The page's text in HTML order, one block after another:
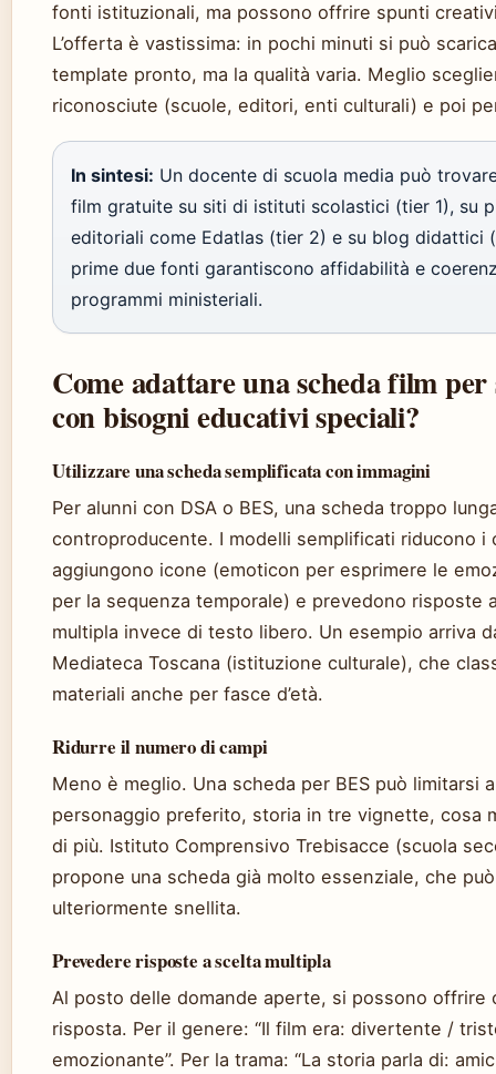
fonti istituzionali, ma possono offrire spunti
L’offerta è vastissima: in pochi minuti si può
template pronto, ma la qualità varia. Meglio
riconosciute (scuole, editori, enti culturali) e poi
In sintesi: Un docente di scuola media può
film gratuite su siti di istituti scolastici (tier 1), su
editoriali come Edatlas (tier 2) e su blog didattici
prime due fonti garantiscono affidabilità e
programmi ministeriali.
Come adattare una scheda film
con bisogni educativi speciali?
Utilizzare una scheda semplificata con immagini
Per alunni con DSA o BES, una scheda troppo
controproducente. I modelli semplificati riducono i
aggiungono icone (emoticon per esprimere le
per la sequenza temporale) e prevedono risposte
multipla invece di testo libero. Un esempio arriva
Mediateca Toscana (istituzione culturale), che
materiali anche per fasce d’età.
Ridurre il numero di campi
Meno è meglio. Una scheda per BES può limitarsi
personaggio preferito, storia in tre vignette, cosa
di più. Istituto Comprensivo Trebisacce (scuola
propone una scheda già molto essenziale, che
ulteriormente snellita.
Prevedere risposte a scelta multipla
Al posto delle domande aperte, si possono offrire
risposta. Per il genere: “Il film era: divertente /
emozionante”. Per la trama: “La storia parla di: